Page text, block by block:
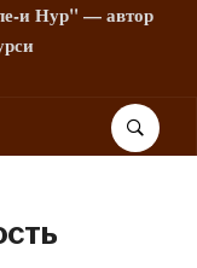
и Нур" — автор